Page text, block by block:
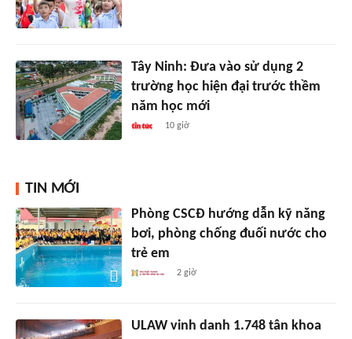
Tây Ninh: Đưa vào sử dụng 2
trường học hiện đại trước thềm
năm học mới
10 giờ
TIN MỚI
Phòng CSCĐ hướng dẫn kỹ năng
bơi, phòng chống đuối nước cho
trẻ em
2 giờ
ULAW vinh danh 1.748 tân khoa